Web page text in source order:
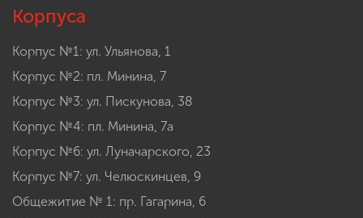
Корпуса
Корпус №1: ул. Ульянова, 1
Корпус №2: пл. Минина, 7
Корпус №3: ул. Пискунова, 38
Корпус №4: пл. Минина, 7а
Корпус №6: ул. Луначарского, 23
Корпус №7: ул. Челюскинцев, 9
Общежитие № 1: пр. Гагарина, 6